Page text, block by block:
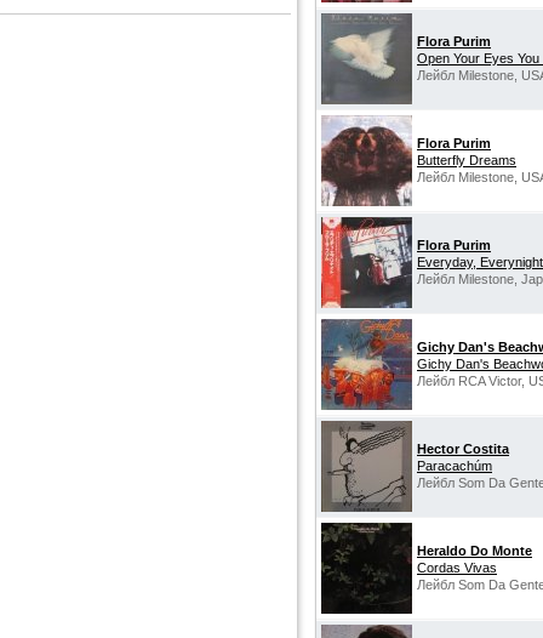
Flora Purim
Open Your Eyes
Лейбл Milestone,
Flora Purim
Butterfly Dreams
Лейбл Milestone,
Flora Purim
Everyday, Everynight
Лейбл Milestone,
Gichy Dan's
Gichy Dan's
Лейбл RCA Victor,
Hector Costita
Paracachúm
Лейбл Som Da
Heraldo Do Monte
Cordas Vivas
Лейбл Som Da